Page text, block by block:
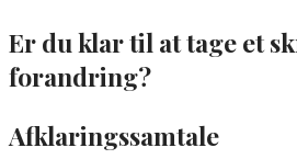
Er du klar til at tage et
forandring?
Afklaringssamtale